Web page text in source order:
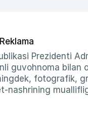
Reklama
Prezidenti
guvohnoma bilan
fotografik,
nashrining